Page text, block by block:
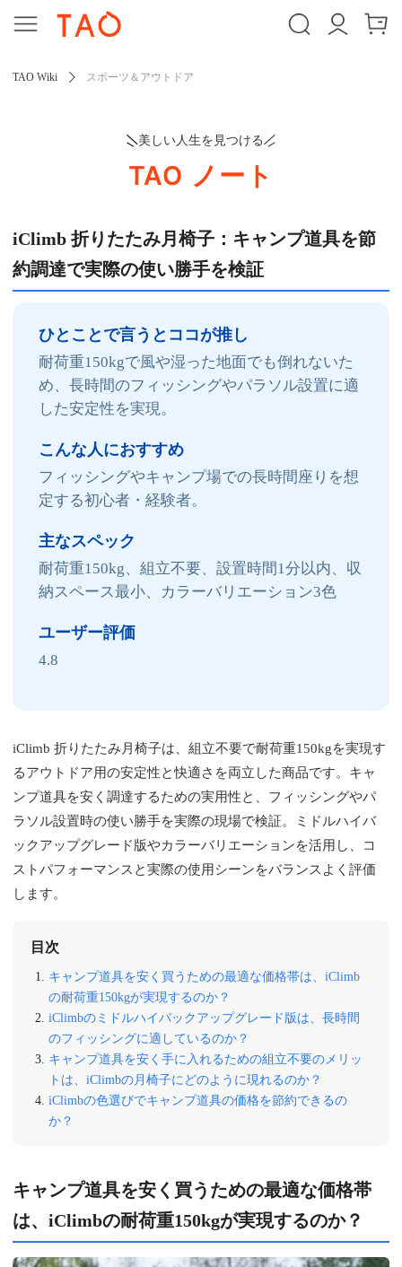
TAO Wiki スポーツ＆アウトドア
美しい人生を見つける
TAO ノート
iClimb 折りたたみ月椅子：キャンプ道具を節
約調達で実際の使い勝手を検証
ひとことで言うとココが推し
耐荷重150kgで風や湿った地面でも倒れないた
め、長時間のフィッシングやパラソル設置に適
した安定性を実現。
こんな人におすすめ
フィッシングやキャンプ場での長時間座りを想
定する初心者・経験者。
主なスペック
耐荷重150kg、組立不要、設置時間1分以内、収
納スペース最小、カラーバリエーション3色
ユーザー評価
4.8
iClimb 折りたたみ月椅子は、組立不要で耐荷重150kgを実現す
るアウトドア用の安定性と快適さを両立した商品です。キャ
ンプ道具を安く調達するための実用性と、フィッシングやパ
ラソル設置時の使い勝手を実際の現場で検証。ミドルハイバ
ックアップグレード版やカラーバリエーションを活用し、コ
ストパフォーマンスと実際の使用シーンをバランスよく評価
します。
目次
キャンプ道具を安く買うための最適な価格帯は、iClimb
の耐荷重150kgが実現するのか？
iClimbのミドルハイバックアップグレード版は、長時間
のフィッシングに適しているのか？
キャンプ道具を安く手に入れるための組立不要のメリッ
トは、iClimbの月椅子にどのように現れるのか？
iClimbの色選びでキャンプ道具の価格を節約できるの
か？
キャンプ道具を安く買うための最適な価格帯
は、iClimbの耐荷重150kgが実現するのか？